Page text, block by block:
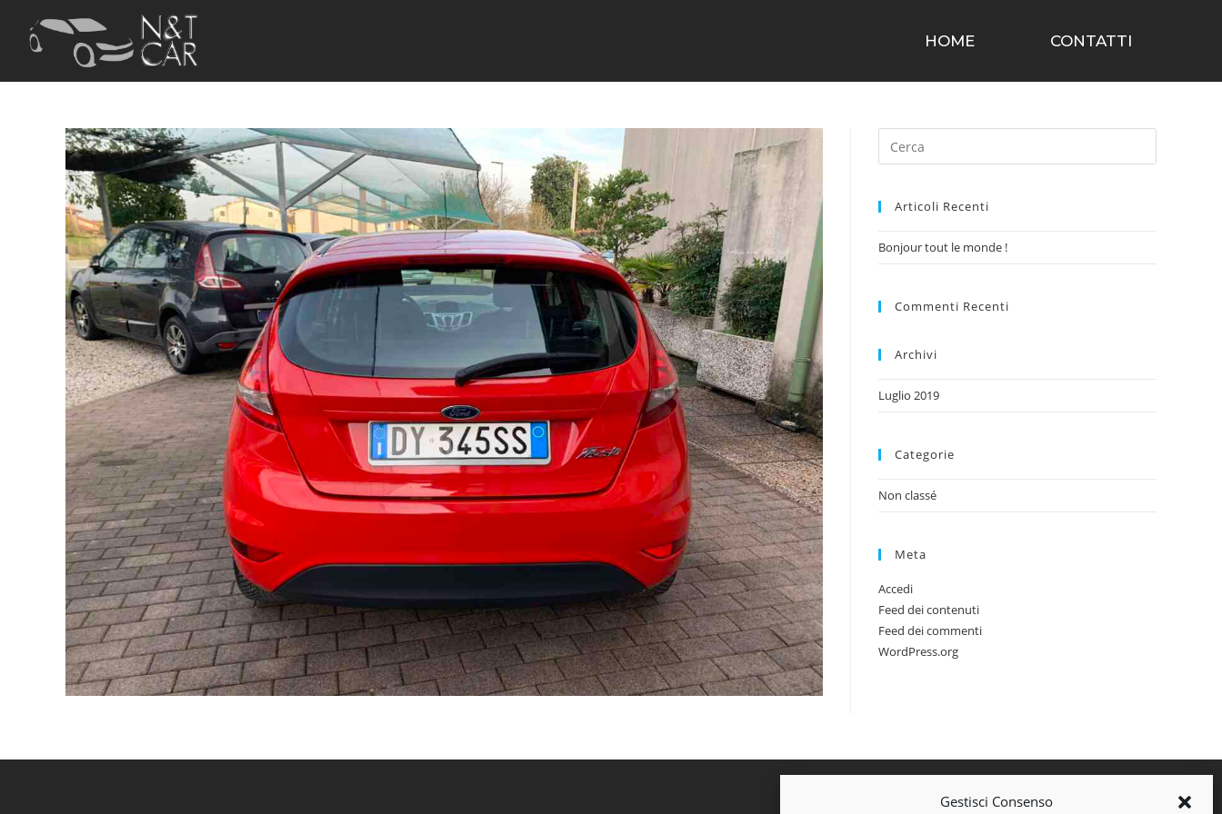
Gestisci Consenso
HOME CONTATTI
Articoli Recenti
Bonjour tout le monde !
Commenti Recenti
Archivi
Luglio 2019
Categorie
Non classé
Meta
Accedi
Feed dei contenuti
Feed dei commenti
WordPress.org